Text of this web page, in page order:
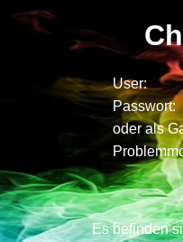
User:
Passwort:
oder als
Es befinden